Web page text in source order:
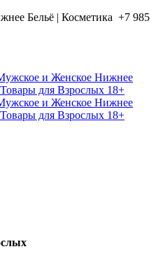
Бельё | Косметика +7 985